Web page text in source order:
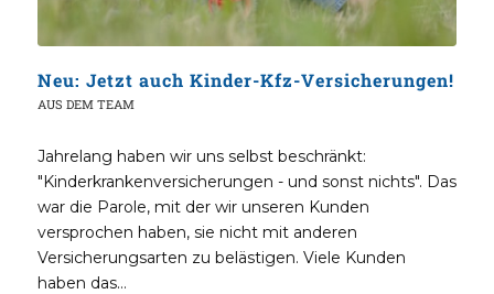
Neu: Jetzt auch Kinder-Kfz-Versicherungen!
AUS DEM TEAM
Jahrelang haben wir uns selbst beschränkt:
"Kinderkrankenversicherungen - und sonst nichts". Das
war die Parole, mit der wir unseren Kunden
versprochen haben, sie nicht mit anderen
Versicherungsarten zu belästigen. Viele Kunden
haben das…